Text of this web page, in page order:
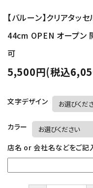
【バルーン】クリアタッ
44cm OPEN オープ
可
5,500円(税込
文字デザイン
カラー
店名 or 会社名などをご記